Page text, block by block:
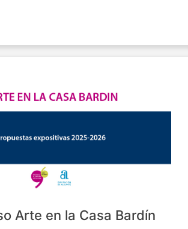
Arte en la Casa Bardín